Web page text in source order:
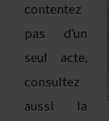
contentez
pas d’un
seul acte,
consultez
aussi la